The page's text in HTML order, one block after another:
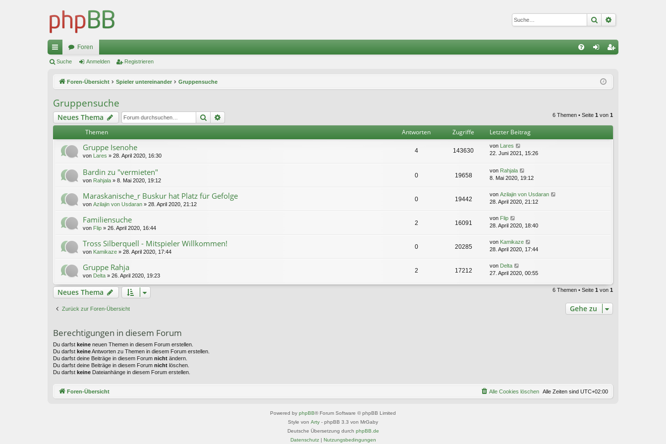
Suche
ch
ug
riff
Foren
ist
Suche Anmelden Registrieren
Foren-Übersicht Spieler untereinander Gruppensuche
Gruppensuche
Neues Thema Suche 6 Themen • Seite 1 von 1
Themen Antworten Zugriffe Letzter Beitrag
Gruppe Isenohe
von Lares » 28. April 2020, 16:30
4 143630
von Lares
22. Juni 2021, 15:26
Bardin zu "vermieten"
von Rahjala » 8. Mai 2020, 19:12
0 19658
von Rahjala
8. Mai 2020, 19:12
Maraskanische_r Buskur hat Platz für Gefolge
von Azilajin von Usdaran » 28. April 2020, 21:12
0 19442
von Azilajin von Usdaran
28. April 2020, 21:12
Familiensuche
von Flip » 26. April 2020, 16:44
2 16091
von Flip
28. April 2020, 18:40
Tross Silberquell - Mitspieler Willkommen!
von Kamikaze » 28. April 2020, 17:44
0 20285
von Kamikaze
28. April 2020, 17:44
Gruppe Rahja
von Delta » 26. April 2020, 19:23
2 17212
von Delta
27. April 2020, 00:55
Neues Thema 6 Themen • Seite 1 von 1
Zurück zur Foren-Übersicht Gehe zu
Berechtigungen in diesem Forum
Du darfst keine neuen Themen in diesem Forum erstellen.
Du darfst keineAntworten zu Themen in diesem Forum erstellen.
Du darfst deine Beiträge in diesem Forum nicht ändern.
Du darfst deine Beiträge in diesem Forum nicht löschen.
Du darfst keine Dateianhänge in diesem Forum erstellen.
Foren-Übersicht Alle Zeiten sind UTC+02:00
Alle Cookies löschen
Powered by phpBB® Forum Software © phpBB Limited
Style von Arty - phpBB 3.3 von MrGaby
Deutsche Übersetzung durch phpBB.de
Datenschutz| Nutzungsbedingungen